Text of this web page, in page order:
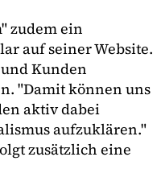
zudem ein
auf seiner Website.
Kunden
"Damit können uns
aktiv dabei
aufzuklären."
zusätzlich eine